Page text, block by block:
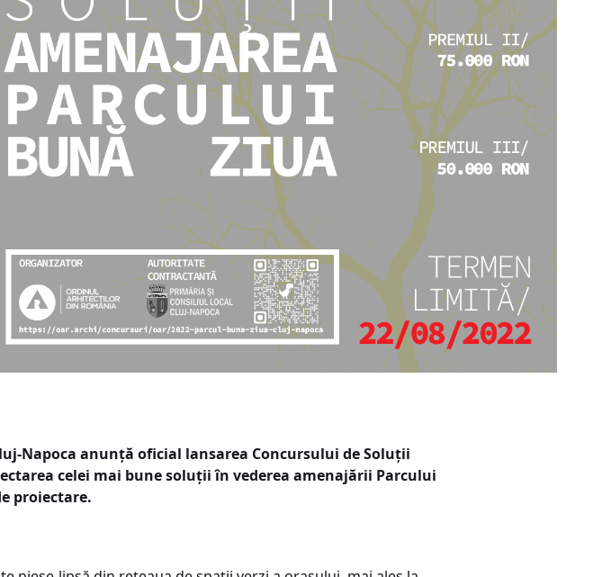
Napoca anunță oficial lansarea Concursului de Soluții
celei mai bune soluții în vederea amenajării Parcului
proiectare.